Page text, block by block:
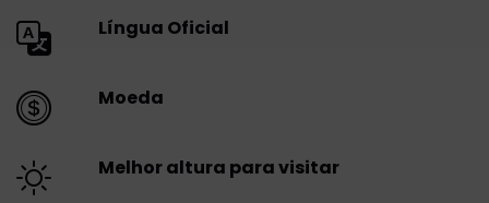
Língua Oficial
Moeda
Melhor altura para visitar